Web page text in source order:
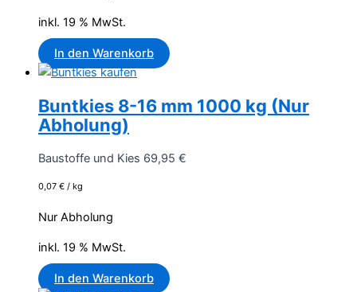
inkl. 19 % MwSt.
In den Warenkorb
Buntkies 8-16 mm 1000 kg (Nur
Abholung)
Baustoffe und Kies 69,95 €
0,07 € / kg
Nur Abholung
inkl. 19 % MwSt.
In den Warenkorb